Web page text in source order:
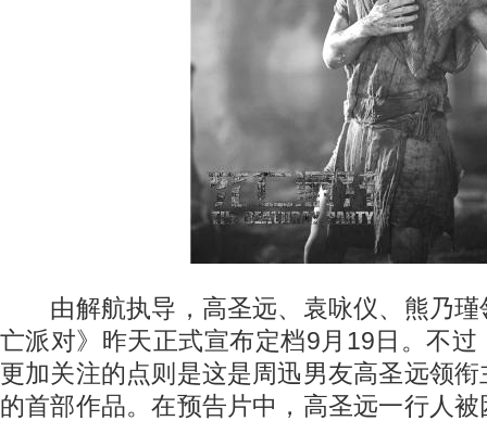
由解航执导，高圣远、袁咏仪、熊乃瑾
亡派对》昨天正式宣布定档9月19日。不
更加关注的点则是这是周迅男友高圣远领
的首部作品。在预告片中，高圣远一行人